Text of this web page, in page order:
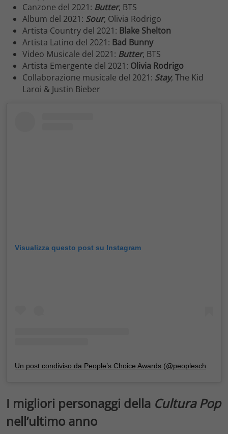
Canzone del 2021: Butter, BTS
Album del 2021: Sour, Olivia Rodrigo
Artista Country del 2021: Blake Shelton
Artista Latino del 2021: Bad Bunny
Video Musicale del 2021: Butter, BTS
Artista Emergente del 2021: Olivia Rodrigo
Collaborazione musicale del 2021: Stay, The Kid
Laroi & Justin Bieber
Visualizza questo post su Instagram
I migliori personaggi della Cultura Pop
nell’ultimo anno